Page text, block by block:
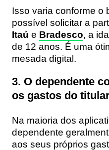
Isso varia conforme o
possível solicitar a
Itaú e Bradesco, a
de 12 anos. É uma
mesada digital.
3. O dependente
os gastos do
Na maioria dos
dependente
aos seus próprios